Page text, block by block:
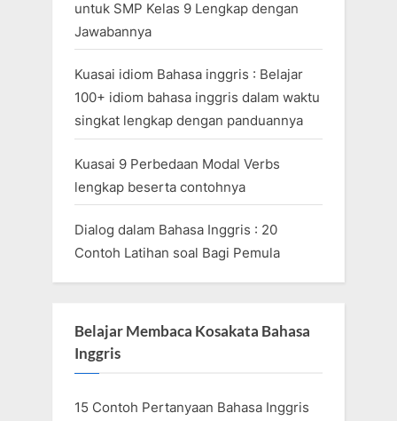
untuk SMP Kelas 9 Lengkap dengan
Jawabannya
Kuasai idiom Bahasa inggris : Belajar
100+ idiom bahasa inggris dalam waktu
singkat lengkap dengan panduannya
Kuasai 9 Perbedaan Modal Verbs
lengkap beserta contohnya
Dialog dalam Bahasa Inggris : 20
Contoh Latihan soal Bagi Pemula
Belajar Membaca Kosakata Bahasa
Inggris
15 Contoh Pertanyaan Bahasa Inggris